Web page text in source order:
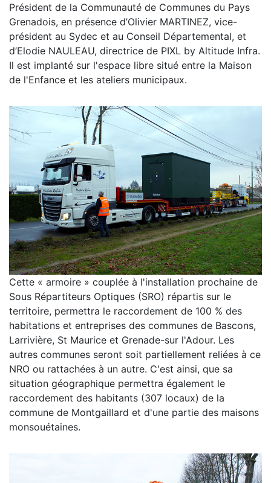
Président de la Communauté de Communes du Pays
Grenadois, en présence d’Olivier MARTINEZ, vice-
président au Sydec et au Conseil Départemental, et
d’Elodie NAULEAU, directrice de PIXL by Altitude Infra.
Il est implanté sur l'espace libre situé entre la Maison
de l'Enfance et les ateliers municipaux.
Cette « armoire » couplée à l'installation prochaine de
Sous Répartiteurs Optiques (SRO) répartis sur le
territoire, permettra le raccordement de 100 % des
habitations et entreprises des communes de Bascons,
Larrivière, St Maurice et Grenade-sur l'Adour. Les
autres communes seront soit partiellement reliées à ce
NRO ou rattachées à un autre. C'est ainsi, que sa
situation géographique permettra également le
raccordement des habitants (307 locaux) de la
commune de Montgaillard et d'une partie des maisons
monsouétaines.